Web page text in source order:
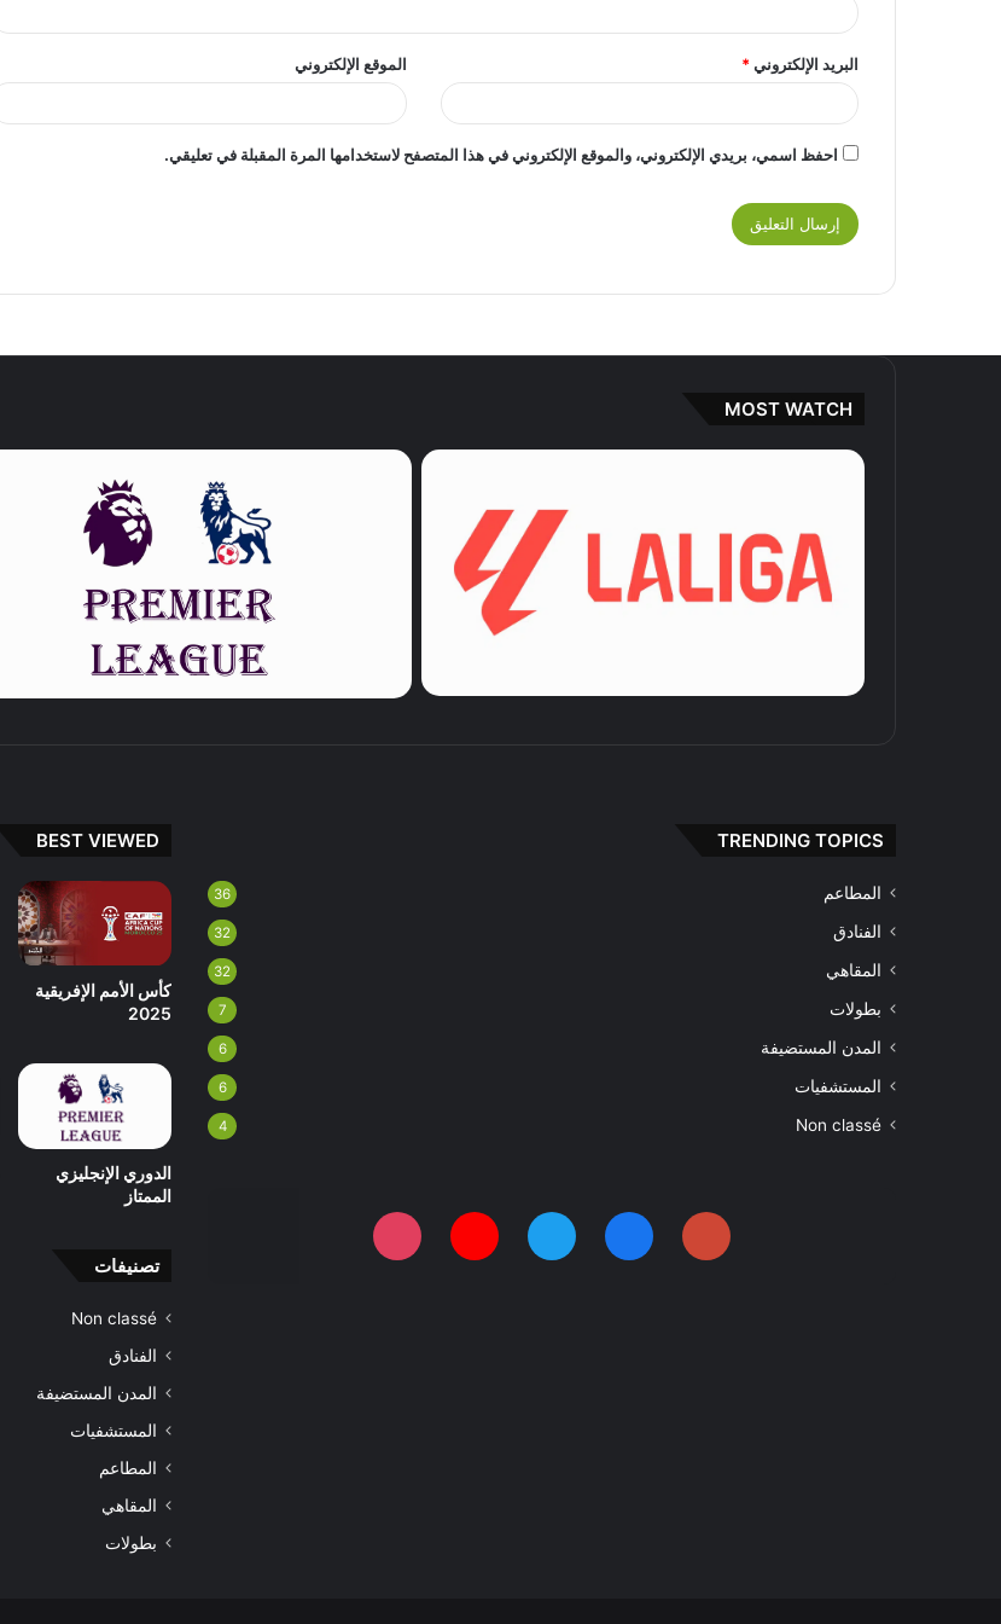
البريد الإلكتروني* الموقع الإلكتروني
احفظ اسمي، بريدي الإلكتروني، والموقع الإلكتروني في هذا المتصفح لاستخدامها المرة المقبلة في تعليقي.
MOST WATCH
TRENDING TOPICS
المطاعم 36
الفنادق 32
المقاهي 32
بطولات 7
المدن المستضيفة 6
المستشفيات 6
Non classé
4
BEST VIEWED
كأس الأمم الإفريقية
2025
الدوري الإنجليزي
الممتاز
تصنيفات
Non classé
الفنادق
المدن المستضيفة
المستشفيات
المطاعم
المقاهي
بطولات